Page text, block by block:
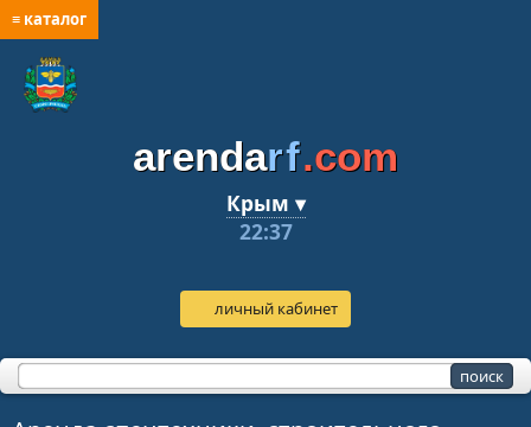
≡ каталог
arendarf.com
Крым ▾
22:37
личный кабинет